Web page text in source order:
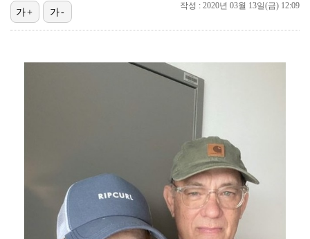
김지원, 어린이병원에 1억원 쾌척 "'닥터X' 촬영 중…
기록적인 폭염에 멈췄던 KBO, 11일부터 순위 경쟁 …
작성 : 2020년 03월 13일(금) 12:09
가+ 가-